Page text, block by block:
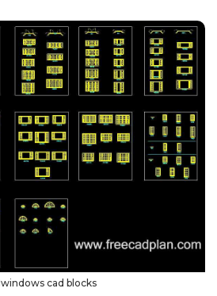
windows cad blocks